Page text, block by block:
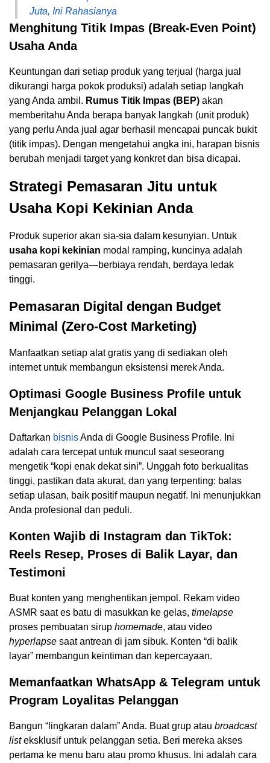
Juta, Ini Rahasianya
Menghitung Titik Impas (Break-Even Point)
Usaha Anda
Keuntungan dari setiap produk yang terjual (harga jual
dikurangi harga pokok produksi) adalah setiap langkah
yang Anda ambil. Rumus Titik Impas (BEP) akan
memberitahu Anda berapa banyak langkah (unit produk)
yang perlu Anda jual agar berhasil mencapai puncak bukit
(titik impas). Dengan mengetahui angka ini, harapan bisnis
berubah menjadi target yang konkret dan bisa dicapai.
Strategi Pemasaran Jitu untuk
Usaha Kopi Kekinian Anda
Produk superior akan sia-sia dalam kesunyian. Untuk
usaha kopi kekinian modal ramping, kuncinya adalah
pemasaran gerilya—berbiaya rendah, berdaya ledak
tinggi.
Pemasaran Digital dengan Budget
Minimal (Zero-Cost Marketing)
Manfaatkan setiap alat gratis yang di sediakan oleh
internet untuk membangun eksistensi merek Anda.
Optimasi Google Business Profile untuk
Menjangkau Pelanggan Lokal
Daftarkan bisnisAnda di Google Business Profile. Ini
adalah cara tercepat untuk muncul saat seseorang
mengetik “kopi enak dekat sini”. Unggah foto berkualitas
tinggi, pastikan data akurat, dan yang terpenting: balas
setiap ulasan, baik positif maupun negatif. Ini menunjukkan
Anda profesional dan peduli.
Konten Wajib di Instagram dan TikTok:
Reels Resep, Proses di Balik Layar, dan
Testimoni
Buat konten yang menghentikan jempol. Rekam video
ASMR saat es batu di masukkan ke gelas, timelapse
proses pembuatan sirup homemade, atau video
hyperlapse saat antrean di jam sibuk. Konten “di balik
layar” membangun keintiman dan kepercayaan.
Memanfaatkan WhatsApp & Telegram untuk
Program Loyalitas Pelanggan
Bangun “lingkaran dalam” Anda. Buat grup atau broadcast
listeksklusif untuk pelanggan setia. Beri mereka akses
pertama ke menu baru atau promo khusus. Ini adalah cara